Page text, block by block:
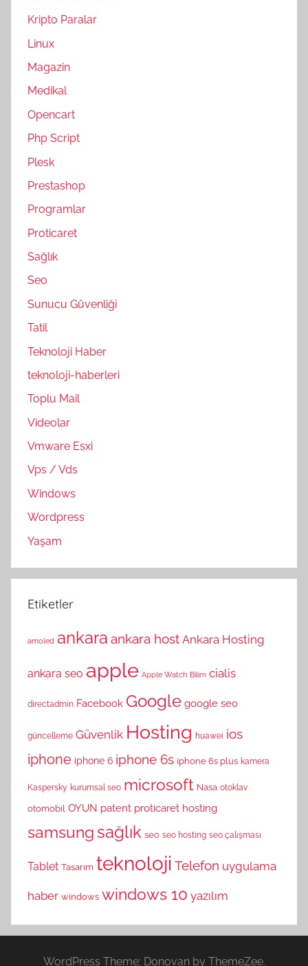
Kripto Paralar
Linux
Magazin
Medikal
Opencart
Php Script
Plesk
Prestashop
Programlar
Proticaret
Sağlık
Seo
Sunucu Güvenliği
Tatil
Teknoloji Haber
teknoloji-haberleri
Toplu Mail
Videolar
Vmware Esxi
Vps / Vds
Windows
Wordpress
Yaşam
Etiketler
amoled ankara ankara host Ankara Hosting
ankara seo apple Apple Watch Bilim cialis
directadmin Facebook Google google seo
güncelleme Güvenlik Hosting huawei ios
iphone iphone 6 iphone 6s iphone 6s plus kamera
Kaspersky kurumsal seo microsoft Nasa otoklav
otomobil OYUN patent proticaret hosting
samsung sağlık seo seo hosting seo çalışması
Tablet Tasarım teknoloji Telefon uygulama
haber windows windows 10 yazılım
WordPress Theme: Donovan by ThemeZee.